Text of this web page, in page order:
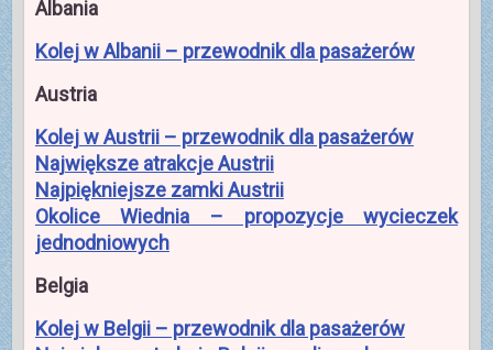
Albania
Kolej w Albanii – przewodnik dla pasażerów
Austria
Kolej w Austrii – przewodnik dla pasażerów
Największe atrakcje Austrii
Najpiękniejsze zamki Austrii
Okolice Wiednia – propozycje wycieczek
jednodniowych
Belgia
Kolej w Belgii – przewodnik dla pasażerów